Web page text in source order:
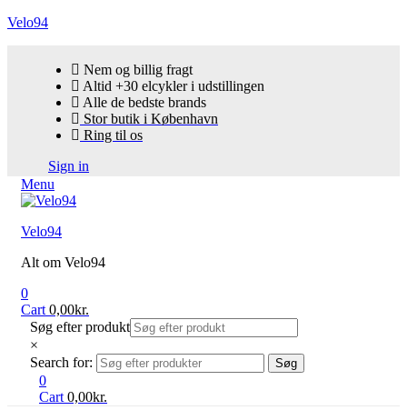
Velo94
Nem og billig fragt
Altid +30 elcykler i udstillingen
Alle de bedste brands
Stor butik i København
Ring til os
Sign in
Menu
Velo94
Alt om Velo94
0
Cart 0,00kr.
Søg efter produkt
×
Search for:
Søg
0
Cart 0,00kr.